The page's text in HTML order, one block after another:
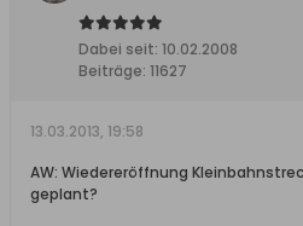
Dabei seit: 10.02.2008
Beiträge: 11627
13.03.2013, 19:58
AW: Wiedereröffnung
geplant?